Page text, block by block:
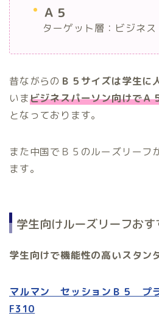
Ａ５
ターゲット層：ビジネ
昔ながらの Ｂ５サイズは学生に
いまビジネスパーソン向けでＡ
となっております。
また中国でＢ５のルーズリーフ
ます。
学生向けルーズリーフおす
学生向けで機能性の高いスタン
マルマン セッションＢ５ プ
F310